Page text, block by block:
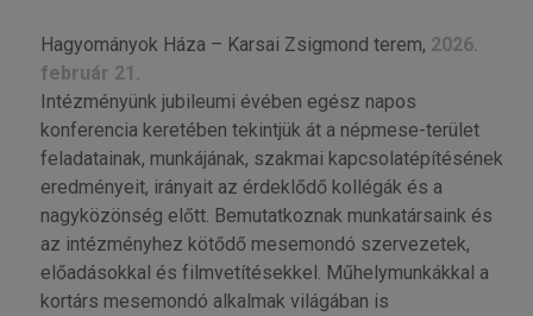
Hagyományok Háza – Karsai Zsigmond terem, 2026.
február 21.
Intézményünk jubileumi évében egész napos
konferencia keretében tekintjük át a népmese-terület
feladatainak, munkájának, szakmai kapcsolatépítésének
eredményeit, irányait az érdeklődő kollégák és a
nagyközönség előtt. Bemutatkoznak munkatársaink és
az intézményhez kötődő mesemondó szervezetek,
előadásokkal és filmvetítésekkel. Műhelymunkákkal a
kortárs mesemondó alkalmak világában is